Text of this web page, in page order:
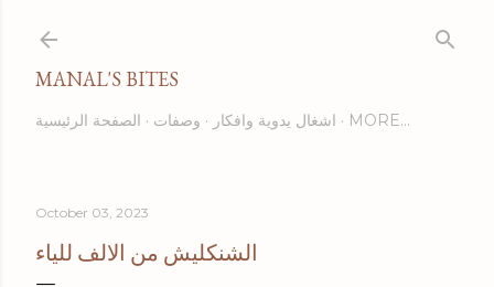
MANAL'S BITES
الصفحة الرئيسية وصفات اشغال يدوية وافكار MORE…
October 03, 2023
الشنكليش من الالف للياء